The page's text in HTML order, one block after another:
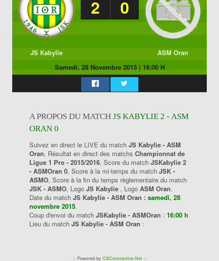
2 0
JS Kabylie
ASM Oran
Samedi, 28 Novembre 2015| 16:00 H
A PROPOS DU MATCH JS KABYLIE 2 - ASM
ORAN 0
Suivez en direct le LIVE du match JS Kabylie - ASM
Oran, Résultat en direct des matchs Championnat de
Ligue 1 Pro - 2015/2016, Score du match JSKabylie 2
- ASMOran 0, Score à la mi-temps du match JSK -
ASMO, Score à la fin du temps règlementaire du match
JSK - ASMO, Logo JS Kabylie , Logo ASM Oran.
Date du match JS Kabylie - ASM Oran : samedi, 28
novembre 2015.
Coup d'envoi du match JSKabylie - ASMOran : 16:00 h
Lieu du match JS Kabylie - ASM Oran :
:: Powered by CSConstantine.Net::